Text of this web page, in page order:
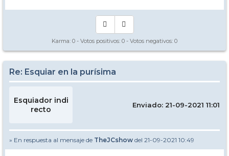
Karma: 0 - Votos positivos: 0 - Votos negativos: 0
Re: Esquiar en la purísima
Esquiador indi
recto
Enviado: 21-09-2021 11:01
» En respuesta al mensaje de TheJCshow del 21-09-2021 10:49